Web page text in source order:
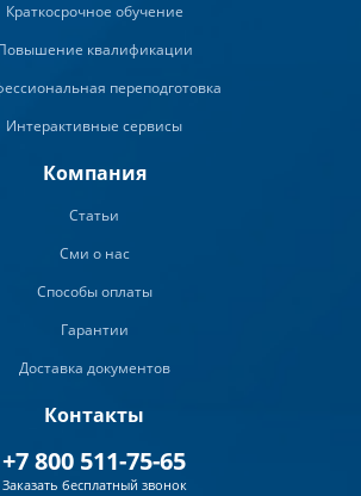
Краткосрочное обучение
квалификации
переподготовка
Интерактивные сервисы
Компания
Статьи
Сми о нас
Способы оплаты
Гарантии
Доставка документов
Контакты
+7 800 511-75-65
Заказать бесплатный звонок